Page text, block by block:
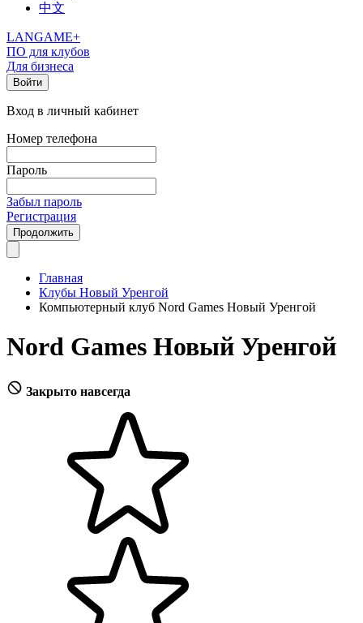
中文
LANGAME+
ПО для клубов
Для бизнеса
Войти
Вход в личный кабинет
Номер телефона
Пароль
Забыл пароль
Регистрация
Продолжить
Главная
Клубы Новый Уренгой
Компьютерный клуб Nord Games Новый Уренгой
Nord Games Новый Уренгой
Закрыто навсегда